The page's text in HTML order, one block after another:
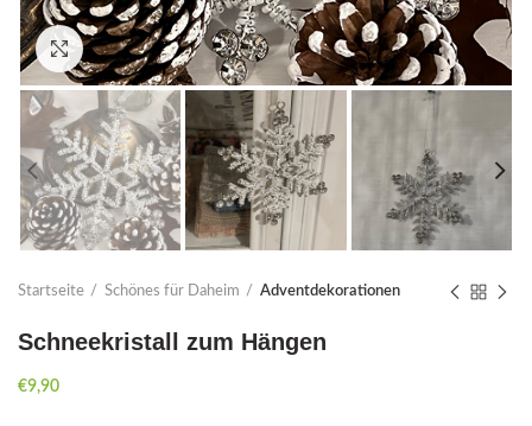
Click to enlarge
Startseite Schönes für Daheim Adventdekorationen
Schneekristall zum Hängen
€9,90